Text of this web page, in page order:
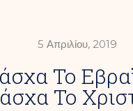
5 Απριλίου, 2019
Το
Το